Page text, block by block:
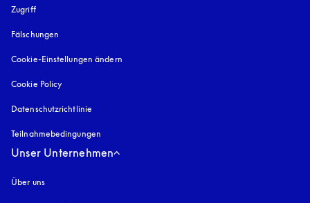
Zugrifföffnet sich in einem neuen Tab
Fälschungen
Cookie-Einstellungen ändern
Cookie Policy
Datenschutzrichtlinie
Teilnahmebedingungen
Unser Unternehmen
Über uns